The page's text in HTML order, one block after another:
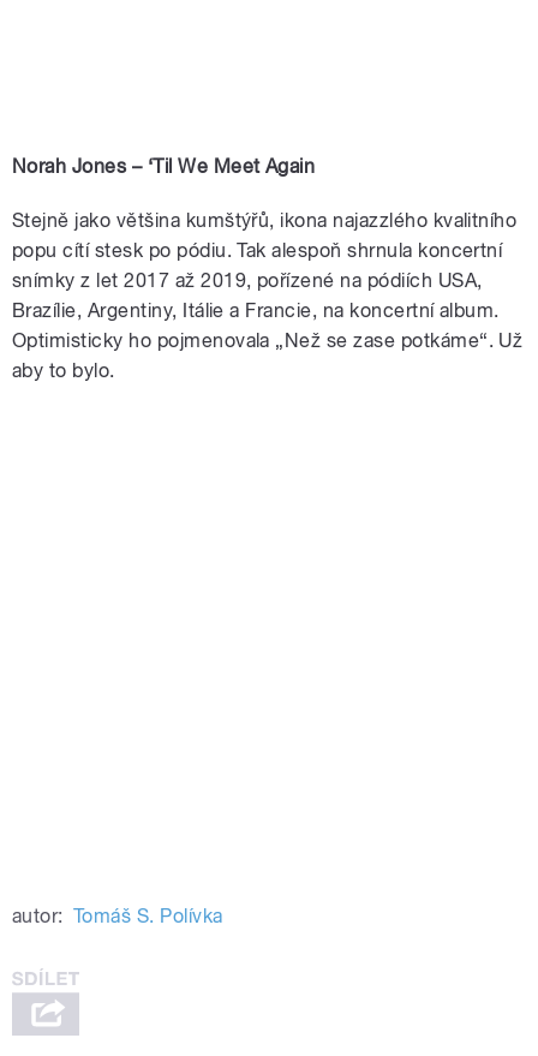
Norah Jones – ‘Til We Meet Again
Stejně jako většina kumštýřů, ikona najazzlého kvalitního
popu cítí stesk po pódiu. Tak alespoň shrnula koncertní
snímky z let 2017 až 2019, pořízené na pódiích USA,
Brazílie, Argentiny, Itálie a Francie, na koncertní album.
Optimisticky ho pojmenovala „Než se zase potkáme“. Už
aby to bylo.
autor: Tomáš S. Polívka